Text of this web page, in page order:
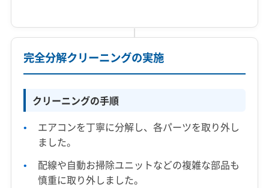
完全分解クリーニングの実施
クリーニングの手順
エアコンを丁寧に分解し、各パーツを取り外し
ました。
配線や自動お掃除ユニットなどの複雑な部品も
慎重に取り外しました。